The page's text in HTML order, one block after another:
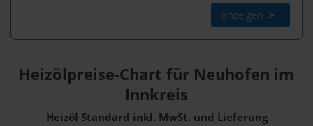
anzeigen
Heizölpreise-Chart für Neuhofen im
Innkreis
Heizöl Standard inkl. MwSt. und Lieferung